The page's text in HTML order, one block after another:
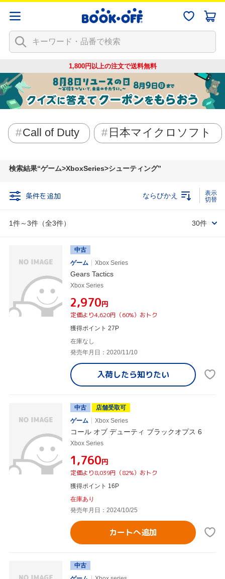
1,800円以上の注文で送料無料
Call of Duty 日本マイクロソフト
検索結果 ゲーム>XboxSeries>シューティング
条件を追加
1件～3件（全3件）
ならびかえ
30件
中古
ゲーム
Xbox Series
Gears Tactics
Xbox Series
¥2,970円
定価より4,620円（60%）おトク
獲得ポイント 27P
在庫なし
発売年月日：2020/11/10
入荷したら知りたい
中古
店舗受取可
ゲーム
Xbox Series
コール オブ デューティ ブラックオプス 6
Xbox Series
¥1,760円
定価より8,039円（82%）おトク
獲得ポイント 16P
在庫あり
発売年月日：2024/10/25
カートへ追加
中古